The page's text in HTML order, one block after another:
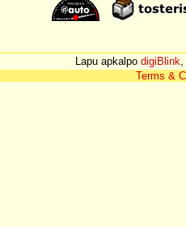
Lapu apkalpo digiBlink,
Terms &